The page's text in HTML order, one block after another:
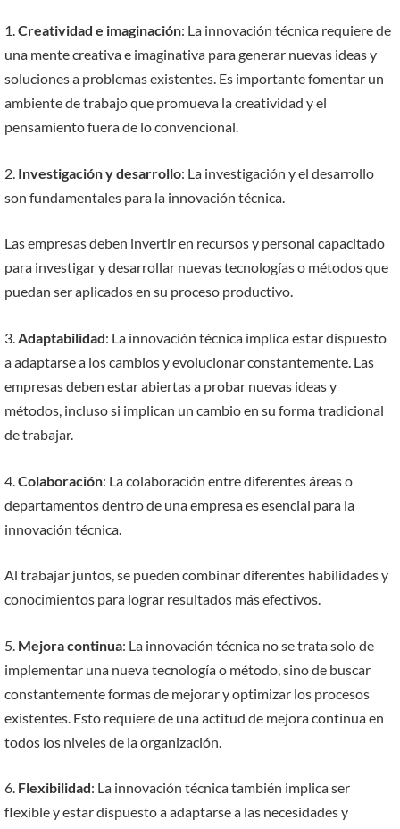
1.Creatividad e imaginación: La innovación técnica requiere de
una mente creativa e imaginativa para generar nuevas ideas y
soluciones a problemas existentes. Es importante fomentar un
ambiente de trabajo que promueva la creatividad y el
pensamiento fuera de lo convencional.
2. Investigación y desarrollo: La investigación y el desarrollo
son fundamentales para la innovación técnica.
Las empresas deben invertir en recursos y personal capacitado
para investigar y desarrollar nuevas tecnologías o métodos que
puedan ser aplicados en su proceso productivo.
3.Adaptabilidad: La innovación técnica implica estar dispuesto
a adaptarse a los cambios y evolucionar constantemente. Las
empresas deben estar abiertas a probar nuevas ideas y
métodos, incluso si implican un cambio en su forma tradicional
de trabajar.
4. Colaboración: La colaboración entre diferentes áreas o
departamentos dentro de una empresa es esencial para la
innovación técnica.
Al trabajar juntos, se pueden combinar diferentes habilidades y
conocimientos para lograr resultados más efectivos.
5. Mejora continua: La innovación técnica no se trata solo de
implementar una nueva tecnología o método, sino de buscar
constantemente formas de mejorar y optimizar los procesos
existentes. Esto requiere de una actitud de mejora continua en
todos los niveles de la organización.
6. Flexibilidad: La innovación técnica también implica ser
flexible y estar dispuesto a adaptarse a las necesidades y